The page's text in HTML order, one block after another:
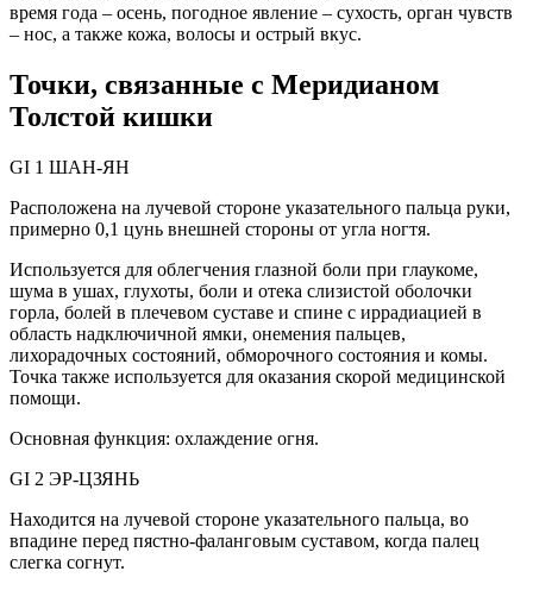
время года – осень, погодное явление – сухость, орган чувств
– нос, а также кожа, волосы и острый вкус.
Точки, связанные с Меридианом
Толстой кишки
GI 1 ШАН-ЯН
Расположена на лучевой стороне указательного пальца руки,
примерно 0,1 цунь внешней стороны от угла ногтя.
Используется для облегчения глазной боли при глаукоме,
шума в ушах, глухоты, боли и отека слизистой оболочки
горла, болей в плечевом суставе и спине с иррадиацией в
область надключичной ямки, онемения пальцев,
лихорадочных состояний, обморочного состояния и комы.
Точка также используется для оказания скорой медицинской
помощи.
Основная функция: охлаждение огня.
GI 2 ЭР-ЦЗЯНЬ
Находится на лучевой стороне указательного пальца, во
впадине перед пястно-фаланговым суставом, когда палец
слегка согнут.